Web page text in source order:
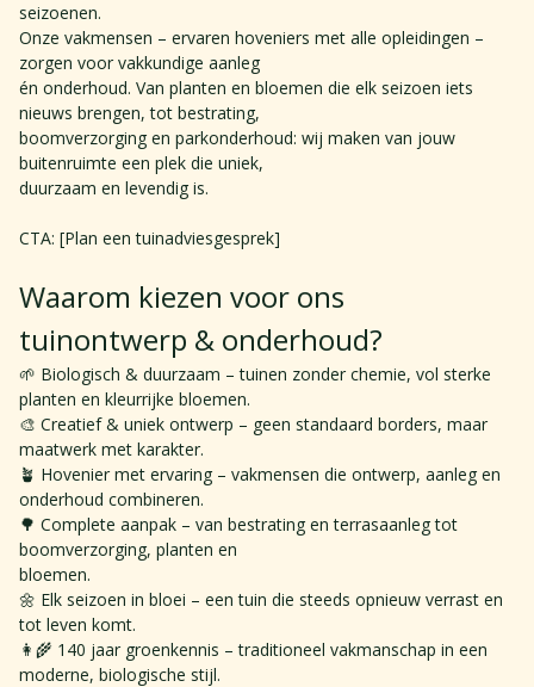
seizoenen.
Onze vakmensen – ervaren hoveniers met alle opleidingen –
zorgen voor vakkundige aanleg
én onderhoud. Van planten en bloemen die elk seizoen iets
nieuws brengen, tot bestrating,
boomverzorging en parkonderhoud: wij maken van jouw
buitenruimte een plek die uniek,
duurzaam en levendig is.​
CTA: [Plan een tuinadviesgesprek]
Waarom kiezen voor ons
tuinontwerp & onderhoud?
🌱 Biologisch & duurzaam – tuinen zonder chemie, vol sterke
planten en kleurrijke bloemen.
🎨 Creatief & uniek ontwerp – geen standaard borders, maar
maatwerk met karakter.
🪴 Hovenier met ervaring – vakmensen die ontwerp, aanleg en
onderhoud combineren.
🌳 Complete aanpak – van bestrating en terrasaanleg tot
boomverzorging, planten en
bloemen.
🌼 Elk seizoen in bloei – een tuin die steeds opnieuw verrast en
tot leven komt.
👩‍🌾 140 jaar groenkennis – traditioneel vakmanschap in een
moderne, biologische stijl.